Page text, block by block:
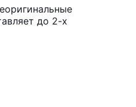
до 2-х